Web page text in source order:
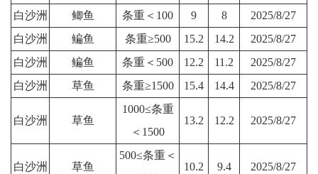
白沙洲 鲫鱼 条重＜100 9 8
2025/8/27
白沙洲
鳊鱼 条重≥500 15.2 14.2
2025/8/27
白沙洲
鳊鱼 条重＜500 12.2 11.2
2025/8/27
白沙洲
草鱼 条重≥1500 15.4 14.4 2025/8/27
白沙洲 草鱼
1000≤条重
＜1500
13.2 12.2 2025/8/27
白沙洲 草鱼
500≤条重＜
10.2 9.4 2025/8/27